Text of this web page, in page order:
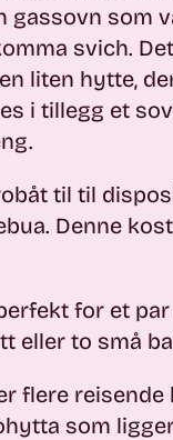
gassovn som
svich.
liten hytte,
i tillegg et
til til
Denne
for et
eller to små
flere reisende
som